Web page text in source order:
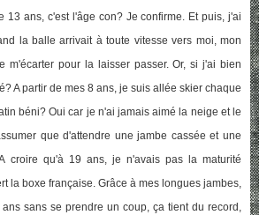
ans, c'est l'âge con? Je confirme. Et puis, j'ai
la balle arrivait à toute vitesse vers moi, mon
m'écarter pour la laisser passer. Or, si j'ai bien
A partir de mes 8 ans, je suis allée skier chaque
béni? Oui car je n'ai jamais aimé la neige et le
que d'attendre une jambe cassée et une
croire qu'à 19 ans, je n'avais pas la maturité
la boxe française. Grâce à mes longues jambes,
sans se prendre un coup, ça tient du record,